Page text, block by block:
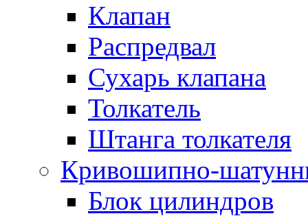
Клапан
Распредвал
Сухарь клапана
Толкатель
Штанга толкателя
Кривошипно-
Блок цилиндров